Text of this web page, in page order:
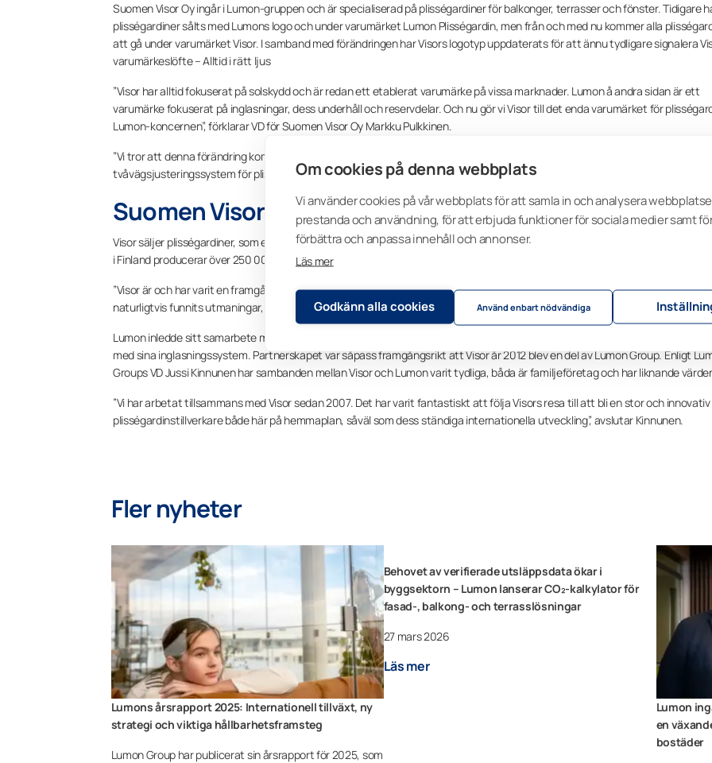
Om cookies på denna webbplats
Vi använder cookies på vår webbplats för att samla in och analysera
prestanda och användning, för att erbjuda funktioner för sociala medier samt
förbättra och anpassa innehåll och annonser.
Läs mer
Godkänn alla cookies Använd enbart nödvändiga
Suomen Visor Oy ingår i Lumon-gruppen och är specialiserad på plisségardiner för balkonger, terrasser och fönster. Tidigare
plisségardiner sålts med Lumons logo och under varumärket Lumon Plisségardin, men från och med nu kommer alla
att gå under varumärket Visor. I samband med förändringen har Visors logotyp uppdaterats för att ännu tydligare signalera
varumärkeslöfte – Alltid i rätt ljus
”Visor har alltid fokuserat på solskydd och är redan ett etablerat varumärke på vissa marknader. Lumon å andra sidan är ett
varumärke fokuserat på inglasningar, dess underhåll och reservdelar. Och nu gör vi Visor till det enda varumärket för
Lumon-koncernen”, förklarar VD för Suomen Visor Oy Markku Pulkkinen.
”Vi tror att denna förändring kommer att ge Visor ökad synlighet globalt samt hjälpa fler att upptäcka fördelarna med Visors
tvåvägsjusteringssystem för plisségardiner, som passar både fönster och inglasningar”, fortsätter Pulkkinen.
​Suomen Visor Oy firade 50-årsjubileum i slutet av 2022
Visor säljer plisségardiner, som enkelt kan fästas på balkong- och altaninglasningar, samt fönster och dörrar. Visors moderna
i Finland producerar över 250 000 plisségardiner årligen och plisségardinerna exporteras över hela världen, från Sverige till
”Visor är och har varit en framgångssaga. Alla företag som etablerades för 50 år sedan är inte verksamma än idag. Det har
naturligtvis funnits utmaningar, men tillsammans har vi övervunnit dem”, gläds Pulkkinen.
Lumon inledde sitt samarbete med Visor på 2000-talet, samtidigt som de letade efter den bästa gardinlösningen att
med sina inglasningssystem. Partnerskapet var såpass framgångsrikt att Visor år 2012 blev en del av Lumon Group. Enligt
Groups VD Jussi Kinnunen har sambanden mellan Visor och Lumon varit tydliga, båda är familjeföretag och har liknande
”Vi har arbetat tillsammans med Visor sedan 2007. Det har varit fantastiskt att följa Visors resa till att bli en stor och innovativ
plisségardinstillverkare både här på hemmaplan, såväl som dess ständiga internationella utveckling”, avslutar Kinnunen.
Fler nyheter
Lumons årsrapport 2025: Internationell tillväxt, ny
strategi och viktiga hållbarhetsframsteg
Lumon Group har publicerat sin årsrapport för 2025, som
Behovet av verifierade utsläppsdata ökar i
byggsektorn – Lumon lanserar CO₂-kalkylator för
fasad-, balkong- och terrasslösningar
27 mars 2026
Läs mer
Lumon
en
bostäder